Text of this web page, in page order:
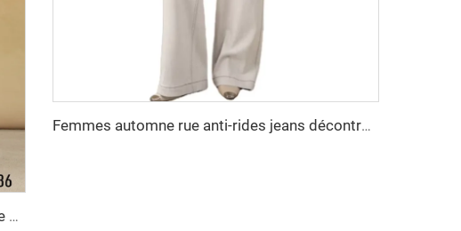
Pantalon flare large à taille haute pour femme avec manches longues, fermeture éclair, style urbain automnal, résistant aux rides
Femmes automne rue anti-rides jeans décontractés pantalons évasés à jambes larges manches longues fermeture éclair couleur unie teinture unie